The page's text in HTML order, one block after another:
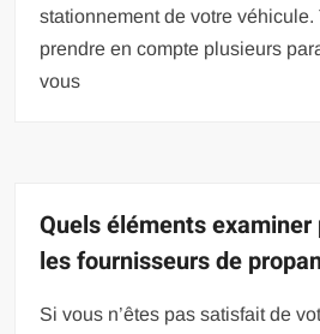
stationnement de votre véhicule.
prendre en compte plusieurs
vous
Quels éléments
les fournisseurs de
Si vous n’êtes pas satisfait de